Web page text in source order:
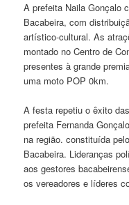
A prefeita Naila Gonçalo
Bacabeira, com
artístico-cultural. As
montado no Centro de
presentes à grande
uma moto POP 0km.
A festa repetiu o êxito
prefeita Fernanda
na região. constituída
Bacabeira. Lideranças
aos gestores
os vereadores e líderes